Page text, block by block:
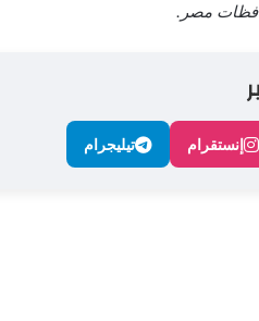
مصر.
إنستقرام تيليجرام